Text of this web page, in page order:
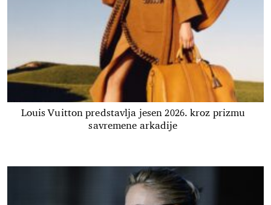
Louis Vuitton predstavlja jesen 2026. kroz prizmu
savremene arkadije